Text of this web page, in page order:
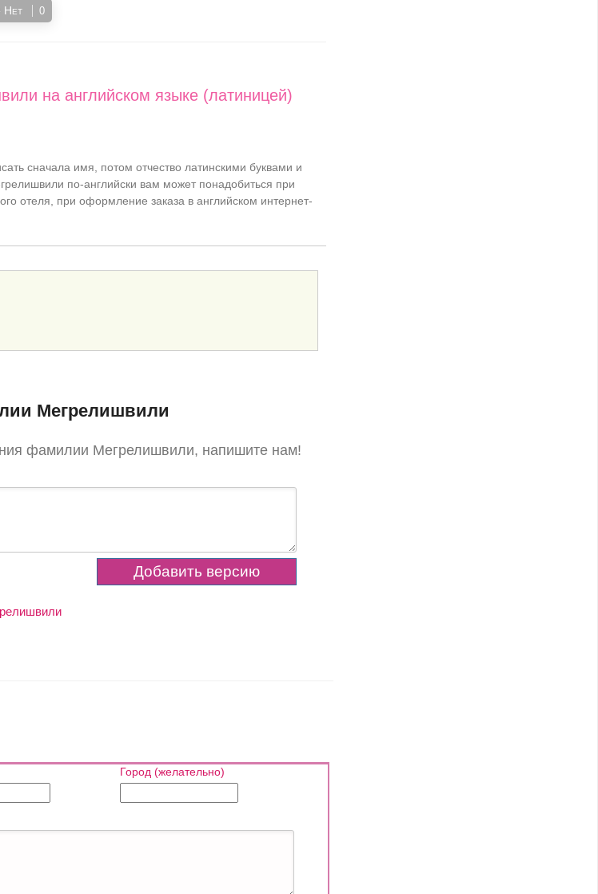
Нет 0
на английском языке (латиницей)
сначала имя, потом отчество латинскими буквами и
по-английски вам может понадобиться при
отеля, при оформление заказа в английском интернет-
Мегрелишвили
фамилии Мегрелишвили, напишите нам!
Город (желательно)